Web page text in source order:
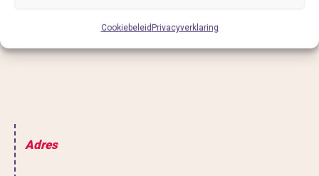
Cookiebeleid Privacyverklaring
Adres